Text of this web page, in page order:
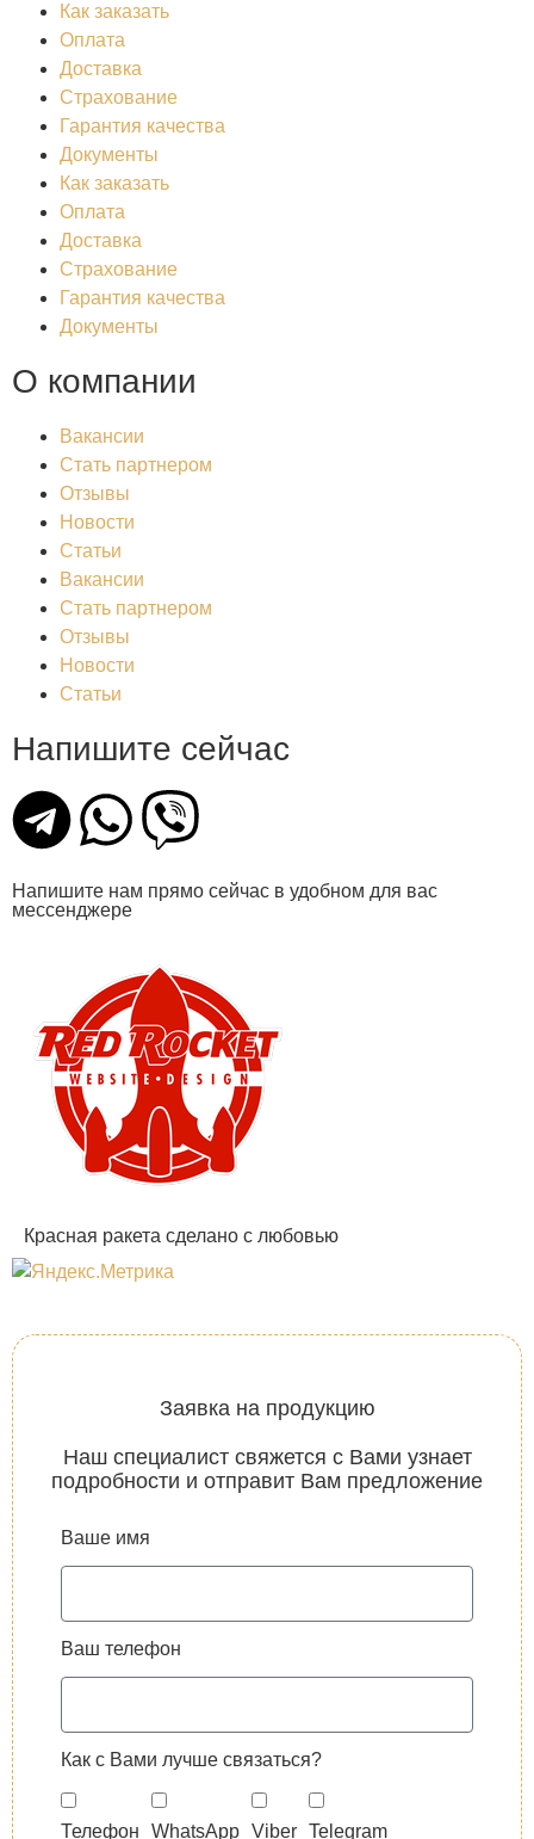
Как заказать
Оплата
Доставка
Страхование
Гарантия качества
Документы
Как заказать
Оплата
Доставка
Страхование
Гарантия качества
Документы
О компании
Вакансии
Стать партнером
Отзывы
Новости
Статьи
Вакансии
Стать партнером
Отзывы
Новости
Статьи
Напишите сейчас
Напишите нам прямо сейчас в удобном для вас
мессенджере
Красная ракета сделано с любовью
Заявка на продукцию
Наш специалист свяжется с Вами узнает
подробности и отправит Вам предложение
Ваше имя
Ваш телефон
Как с Вами лучше связаться?
Телефон WhatsApp Viber Telegram